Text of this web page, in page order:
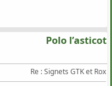
Polo l’asticot
Re : Signets GTK et Rox